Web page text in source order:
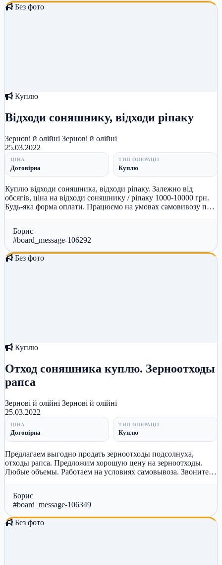
Без фото
Куплю
Відходи соняшнику, відходи ріпаку
Зернові й олійні Зернові й олійні
25.03.2022
ЦІНА
Договірна
ТИП ОПЕРАЦІЇ
Куплю
Куплю відходи соняшника, відходи ріпаку. Залежно від
обсягів, ціна на відходи соняшнику / ріпаку 1000-10000 грн.
Будь-яка форма оплати. Працюємо на умовах самовивозу по
Борис
#board_message-106292
Без фото
Куплю
Отход соняшника куплю. Зерноотходы
рапса
Зернові й олійні Зернові й олійні
25.03.2022
ЦІНА
Договірна
ТИП ОПЕРАЦІЇ
Куплю
Предлагаем выгодно продать зерноотходы подсолнуха,
отходы рапса. Предложим хорошую цену на зерноотходы.
Любые объемы. Работаем на условиях самовывоза. Звоните!
Борис
#board_message-106349
Без фото